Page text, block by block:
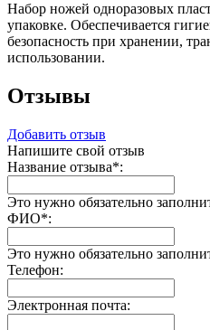
Набор ножей одноразовых
упаковке. Обеспечивается
безопасность при хранении,
использовании.
Отзывы
Добавить отзыв
Напишите свой отзыв
Название отзыва*:
Это нужно обязательно
ФИО*:
Это нужно обязательно
Телефон:
Электронная почта: